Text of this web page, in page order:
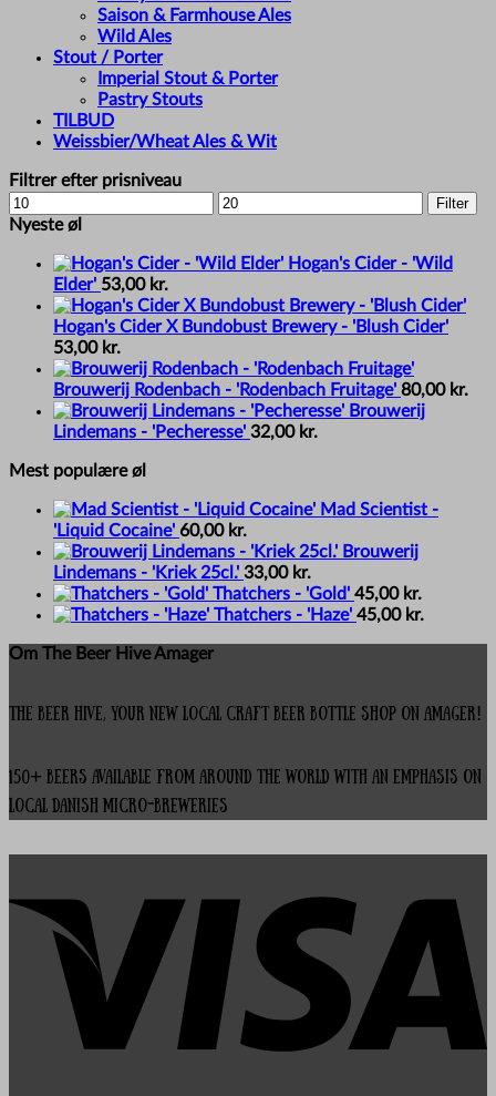
Saison & Farmhouse Ales
Wild Ales
Stout / Porter
Imperial Stout & Porter
Pastry Stouts
TILBUD
Weissbier/Wheat Ales & Wit
Filtrer efter prisniveau
Min
price
Max
Filter
Nyeste øl
Hogan's Cider - 'Wild
Elder' 53,00 kr.
Hogan's Cider X Bundobust Brewery - 'Blush Cider'
53,00 kr.
Brouwerij Rodenbach - 'Rodenbach Fruitage' 80,00 kr.
Brouwerij
Lindemans - 'Pecheresse' 32,00 kr.
Mest populære øl
Mad Scientist -
'Liquid Cocaine' 60,00 kr.
Brouwerij
Lindemans - 'Kriek 25cl.' 33,00 kr.
Thatchers - 'Gold' 45,00 kr.
Thatchers - 'Haze' 45,00 kr.
Om The Beer Hive Amager
The Beer Hive, your new local Craft Beer Bottle Shop on Amager!
150+ beers available from around the world with an emphasis on
local Danish micro-breweries